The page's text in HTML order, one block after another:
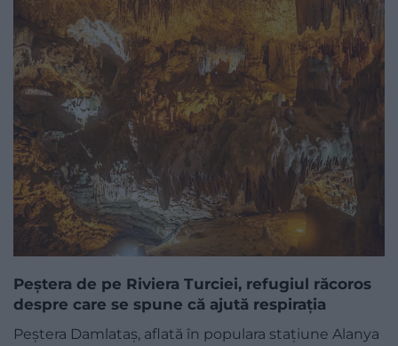
Peștera de pe Riviera Turciei, refugiul răcoros
despre care se spune că ajută respirația
Peștera Damlataș, aflată în populara stațiune Alanya